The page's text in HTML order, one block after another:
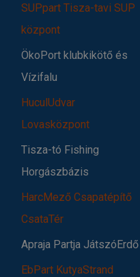
SUPpart Tisza-tavi SUP
központ
ÖkoPort klubkikötő és
Vízifalu
HuculUdvar
Lovasközpont
Tisza-tó Fishing
Horgászbázis
HarcMező Csapatépítő
CsataTér
Apraja Partja JátszóErdő
EbPart KutyaStrand